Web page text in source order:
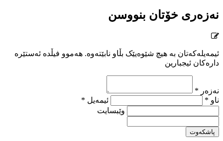
نەزەری خۆتان بنووسن
ئیمەیلەکەتان بە هیچ شێوەیێک بڵاو نابێتەوە. هەموو فیڵدە ئەستێرە
دارەکان ئیجبارین
نەزەر *
ناو *
ئیمەیل *
وێبسایت
پاشکەوت